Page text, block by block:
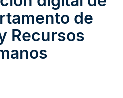
de
Recursos